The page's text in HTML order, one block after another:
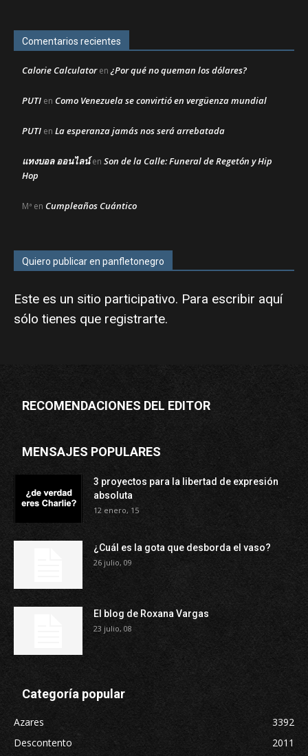
Comentarios recientes
Calorie Calculatoren¿Por qué no queman los dólares?
PUTI en Como Venezuela se convirtió en vergüenza mundial
PUTI en La esperanza jamás nos será arrebatada
แทงบอล ออนไลน์en Son de la Calle: Funeral de Regetón y Hip
Hop
Mª en Cumpleaños Cuántico
Quiero publicar en panfletonegro
Este es un sitio participativo. Para escribir aquí
sólo tienes que registrarte.
RECOMENDACIONES DEL EDITOR
MENSAJES POPULARES
3 proyectos para la libertad de expresión
absoluta
12 enero, 15
¿Cuál es la gota que desborda el vaso?
26 julio, 09
El blog de Roxana Vargas
23 julio, 08
Categoría popular
Azares
3392
Descontento
2011